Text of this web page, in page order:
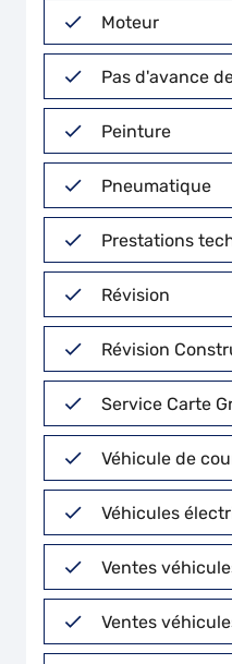
Moteur
Pas d'avance
Peinture
Pneumatique
Prestations
Révision
Révision
Service Carte
Véhicule de
Véhicules
Ventes
Ventes